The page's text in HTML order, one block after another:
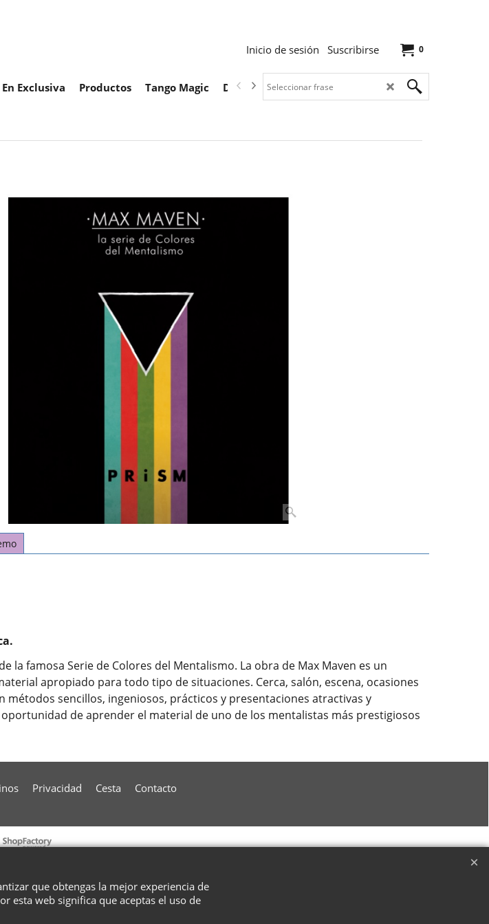
0
Inicio de sesión Suscribirse
En Exclusiva Productos Tango Magic Descargas
la famosa Serie de Colores del Mentalismo. La obra de Max Maven es un
apropiado para todo tipo de situaciones. Cerca, salón, escena, ocasiones
métodos sencillos, ingeniosos, prácticos y presentaciones atractivas y
de aprender el material de uno de los mentalistas más prestigiosos
Privacidad Cesta Contacto
To create online store
eCommerce
que obtengas la mejor experiencia de
esta web significa que aceptas el uso de